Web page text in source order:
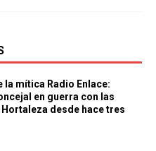
la mítica Radio Enlace:
en guerra con las
desde hace tres